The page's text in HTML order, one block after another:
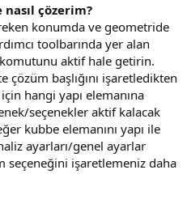
çözerim?
konumda ve geometride
toolbarında yer alan
aktif hale getirin.
çözüm başlığını işaretledikten
hangi yapı elemanına
seçenekler aktif kalacak
kubbe elemanını yapı ile
ayarları/genel ayarlar
seçeneğini işaretlemeniz daha